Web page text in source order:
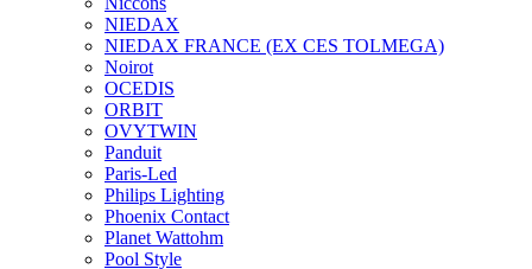
NIEDAX
NIEDAX FRANCE (EX CES TOLMEGA)
Noirot
OCEDIS
ORBIT
OVYTWIN
Panduit
Paris-Led
Philips Lighting
Phoenix Contact
Planet Wattohm
Pool Style